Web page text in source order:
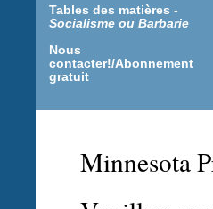
Tables des matières -
Socialisme ou Barbarie
Nous
contacter!/Abonnement
gratuit
Minnesota